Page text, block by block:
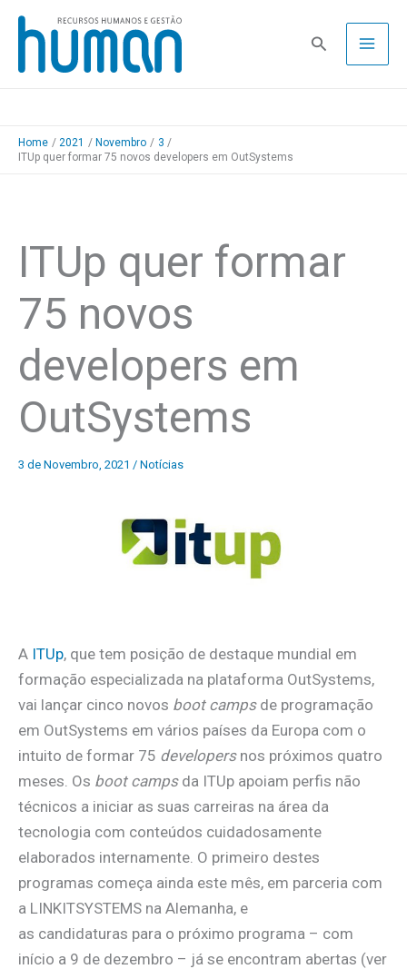
Skip
content
Pesquisa
Home 2021 Novembro
3
ITUp quer formar 75 novos developers em OutSystems
ITUp quer formar
75 novos
developers em
OutSystems
3 de Novembro, 2021 / Notícias
A ITUp, que tem posição de destaque mundial em
formação especializada na plataforma OutSystems,
vai lançar cinco novos boot campsde programação
em OutSystems em vários países da Europa com o
intuito de formar 75 developersnos próximos quatro
meses. Os boot campsda ITUp apoiam perfis não
técnicos a iniciar as suas carreiras na área da
tecnologia com conteúdos cuidadosamente
elaborados internamente. O primeiro destes
programas começa ainda este mês, em parceria com
a LINKITSYSTEMS na Alemanha, e
as candidaturas para o próximo programa – com
início a 9 de dezembro – já se encontram abertas (ver